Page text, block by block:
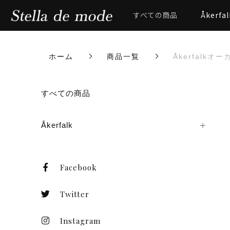
すべての商品
ホーム 商品一覧 Åkerfalkオー
すべての商品
Åkerfalk
Facebook
Twitter
Instagram